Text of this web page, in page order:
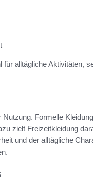
alltägliche Aktivitäten,
Formelle
zielt Freizeitkleidung
und der alltägliche